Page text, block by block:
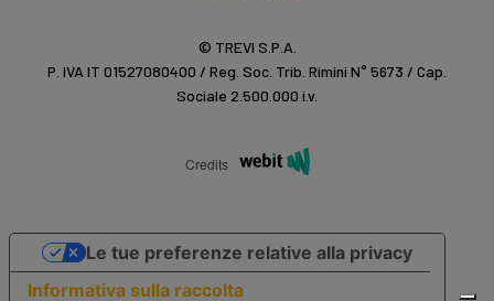
© TREVI S.P.A.
P. IVA IT 01527080400 / Reg. Soc. Trib. Rimini N° 5673 / Cap.
Sociale 2.500.000 i.v.
Credits
Informativa sulla raccolta
Le tue preferenze relative alla privacy